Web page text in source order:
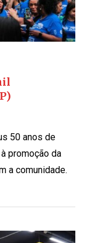
50 anos de
promoção da
a comunidade.